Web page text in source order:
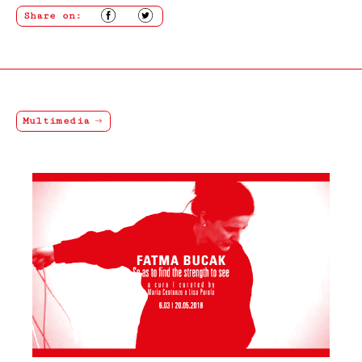
Tutti i prodotti in vendita nel presente sito sono
realizzati rispettando elevati standard di qualità; nel
In tutti i casi di cui sopra, gli uffici competenti di
attiveranno la procedura di sostituzione del/i
prodotto/i, senza alcuna spesa di spedizione aggiuntiva
Il Cliente dovrà procedere alla restituzione del/i
prodotto/i, secondo le istruzioni e all’indirizzo postale
ottenuti contattando il Servizio Assistenza,
provvedendo ad imballare accuratamente il prodotto,
accludendovi l’imballo originale, i sigilli eventualmente
apposti nonché l’eventuale documentazione accessoria.
ART. 9 RISOLUZIONE DEL CONTRATTO
Fondazione Merz si riserva il diritto di risolvere il
Share on:
Multimedia